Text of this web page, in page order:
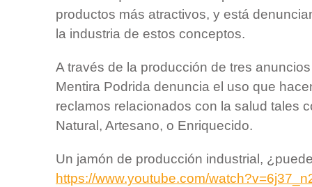
productos más atractivos, y está
la industria de estos conceptos.
A través de la producción de tres
Mentira Podrida denuncia el uso que
reclamos relacionados con la salud tales
Natural, Artesano, o Enriquecido.
Un jamón de producción industrial,
https://www.youtube.com/